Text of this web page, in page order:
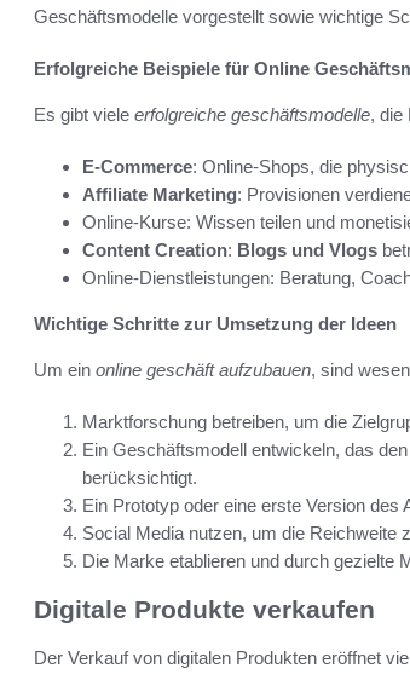
Geschäftsmodelle vorgestellt sowie wichtige
Erfolgreiche Beispiele für Online
Es gibt viele erfolgreiche geschäftsmodelle, die
E-Commerce: Online-Shops, die
Affiliate Marketing: Provisionen
Online-Kurse: Wissen teilen und
Content Creation: Blogs und Vlogs
Online-Dienstleistungen: Beratung,
Wichtige Schritte zur Umsetzung der Ideen
Um ein online geschäft aufzubauen, sind
Marktforschung betreiben, um die
Ein Geschäftsmodell entwickeln, das
berücksichtigt.
Ein Prototyp oder eine erste Version
Social Media nutzen, um die Reichweite
Die Marke etablieren und durch gezielte
Digitale Produkte verkaufen
Der Verkauf von digitalen Produkten eröffnet